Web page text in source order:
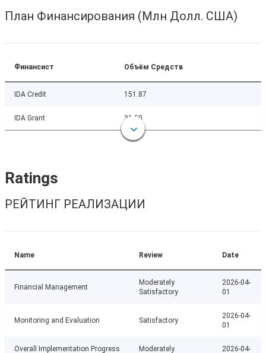
План Финансирования (Млн Долл. США)
Финансист Объём Средств
IDA Credit 151.87
IDA Grant 31.50
Ratings
РЕЙТИНГ РЕАЛИЗАЦИИ
Name Review Date
Financial Management
Moderately
Satisfactory
2026-04-
01
Monitoring and Evaluation Satisfactory
2026-04-
01
Overall Implementation Progress
Moderately
2026-04-